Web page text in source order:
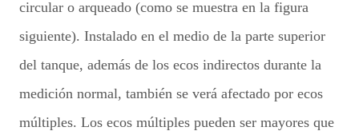
circular o arqueado (como se muestra en la figura
siguiente). Instalado en el medio de la parte superior
del tanque, además de los ecos indirectos durante la
medición normal, también se verá afectado por ecos
múltiples. Los ecos múltiples pueden ser mayores que